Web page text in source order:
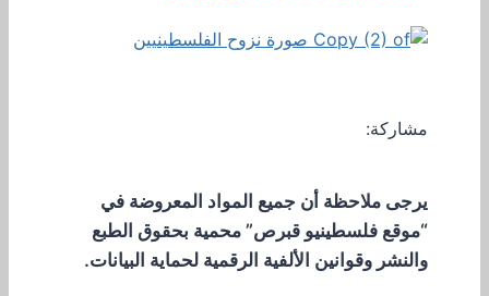
مشاركة:
يرجى ملاحظة أن جميع المواد المعروضة في
“موقع فلسطينيو قبرص” محمية بحقوق الطبع
والنشر وقوانين الألفية الرقمية لحماية البيانات.